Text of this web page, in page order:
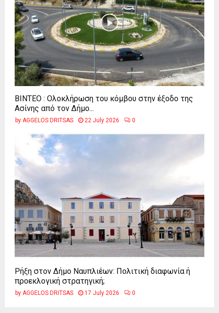
ΒΙΝΤΕΟ : Ολοκλήρωση του κόμβου στην έξοδο της
Ασίνης από τον Δήμο...
by AGGELOS DRITSAS 22 July 2026 0
Ρήξη στον Δήμο Ναυπλιέων: Πολιτική διαφωνία ή
προεκλογική στρατηγική;
by AGGELOS DRITSAS 17 July 2026 0